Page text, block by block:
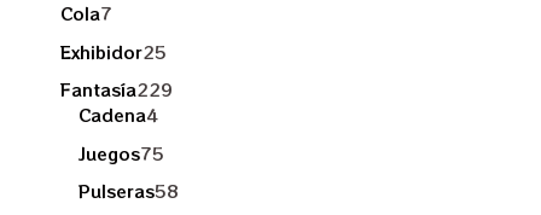
Cola7
Exhibidor25
Fantasía229
Cadena4
Juegos75
Pulseras58